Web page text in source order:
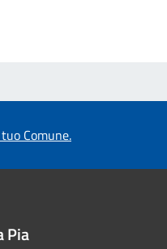
Comune.
Pia